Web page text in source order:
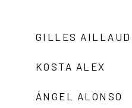
GILLES AILLAUD
KOSTA ALEX
ÁNGEL ALONSO